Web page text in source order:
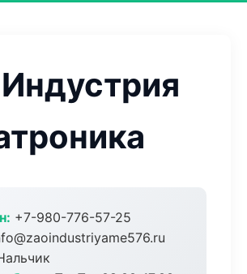
+7-980-776-57-25